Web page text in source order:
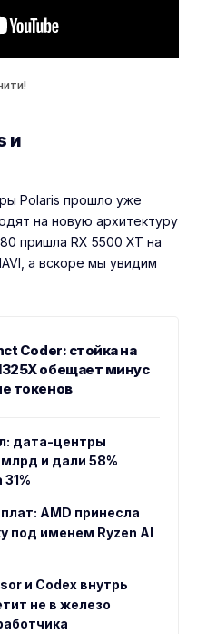
и
Polaris прошло уже
на новую архитектуру
пришла RX 5500 XT на
а вскоре мы увидим
Coder: стойка на
обещает минус
токенов
дата-центры
и дали 58%
AMD принесла
под именем Ryzen AI
и Codex внутрь
не в железо